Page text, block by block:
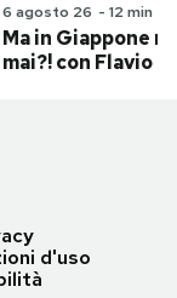
6 agosto 26 - 12 min
Ma in Giappone
mai?! con Flavio
d'uso